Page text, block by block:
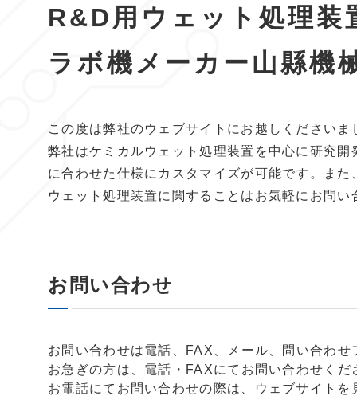
R&D用ウェット処理装
ラボ機メーカー山縣機
この度は弊社のウェブサイトにお越しください
弊社はケミカルウェット処理装置を中心に研究
に合わせた仕様にカスタマイズが可能です。ま
ウェット処理装置に関することはお気軽にお問い
お問い合わせ
お問い合わせは電話、FAX、メール、問い合わ
お急ぎの方は、電話・FAXにてお問い合わせくだ
お電話にてお問い合わせの際は、ウェブサイト